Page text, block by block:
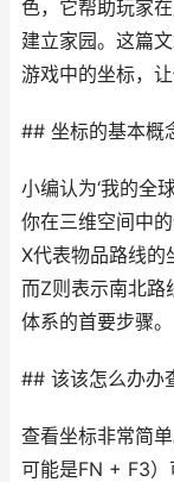
色，它帮助玩家
建立家园。这篇
游戏中的坐标，
## 坐标的基本概
小编认为‘我的全
你在三维空间中
X代表物品路线的
而Z则表示南北路
体系的首要步骤。
## 该该怎么办办
查看坐标非常简
可能是FN + F3